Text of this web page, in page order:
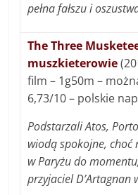
pełna fałszu i
The Three
muszkieterowie
film – 1g50m –
6,73/10 – polskie
Podstarzali Atos,
wiodą spokojne, choć
w Paryżu do
przyjaciel